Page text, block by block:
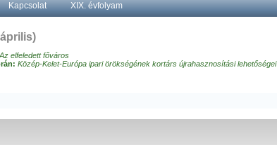
Kapcsolat XIX. évfolyam
Az elfeledett főváros
Közép-Kelet-Európa ipari örökségének kortárs újrahasznosítási lehetőségei